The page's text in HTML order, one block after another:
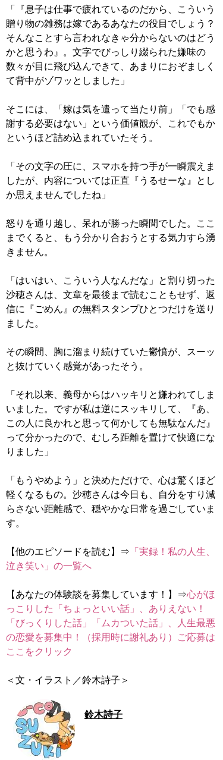
「『息子は仕事で疲れているのだから、こういう
贈り物の雑務は嫁であるあなたの役目でしょう？
そんなことすら言われなきゃ分からないのはどう
かと思うわ』。文字でびっしり綴られた嫌味の
数々が目に飛び込んできて、あまりにおぞましく
て背中がゾワッとしました」
そこには、「嫁は気を遣って当たり前」「でも感
謝する必要はない」という価値観が、これでもか
というほど詰め込まれていたそう。
「その文字の圧に、スマホを持つ手が一瞬震えま
したが、内容については正直『うるせーな』とし
か思えませんでしたね」
怒りを通り越し、呆れが勝った瞬間でした。ここ
までくると、もう分かり合おうとする気力すら湧
きません。
「はいはい、こういう人なんだな」と割り切った
沙穂さんは、文章を最後まで読むこともせず、返
信に『ごめん』の無料スタンプひとつだけを送り
ました。
その瞬間、胸に溜まり続けていた鬱憤が、スーッ
と抜けていく感覚があったそう。
「それ以来、義母からはハッキリと嫌われてしま
いました。ですが私は逆にスッキリして、『あ、
この人に良かれと思って何かしても無駄なんだ』
って分かったので、むしろ距離を置けて快適にな
りました」
「もうやめよう」と決めただけで、心は驚くほど
軽くなるもの。沙穂さんは今日も、自分をすり減
らさない距離感で、穏やかな日常を過ごしていま
す。
【他のエピソードを読む】⇒ 「実録！私の人生、
泣き笑い」の一覧へ
【あなたの体験談を募集しています！】⇒心がほ
っこりした「ちょっといい話」、ありえない！
「びっくりした話」「ムカついた話」、人生最悪
の恋愛を募集中！（採用時に謝礼あり）ご応募は
ここをクリック
＜文・イラスト／鈴木詩子＞
鈴木詩子